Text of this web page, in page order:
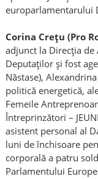
europarlamentarului
Corina Crețu (Pro
adjunct la Direcția de
Deputaților și fost
Năstase),
politică energetică,
Femeile
Întreprinzători –
asistent personal al
luni de închisoare
corporală a patru
Parlamentului